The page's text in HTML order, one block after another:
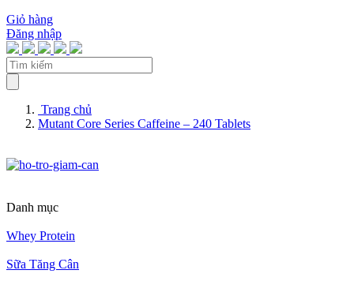
Giỏ hàng
Đăng nhập
Trang chủ
Mutant Core Series Caffeine – 240 Tablets
Danh mục
Whey Protein
Sữa Tăng Cân